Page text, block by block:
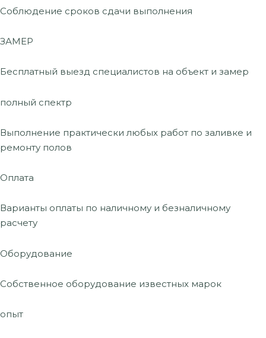
Соблюдение сроков сдачи выполнения
ЗАМЕР
Бесплатный выезд специалистов на объект и замер
полный спектр
Выполнение практически любых работ по заливке и
ремонту полов
Оплата
Варианты оплаты по наличному и безналичному
расчету
Оборудование
Собственное оборудование известных марок
опыт